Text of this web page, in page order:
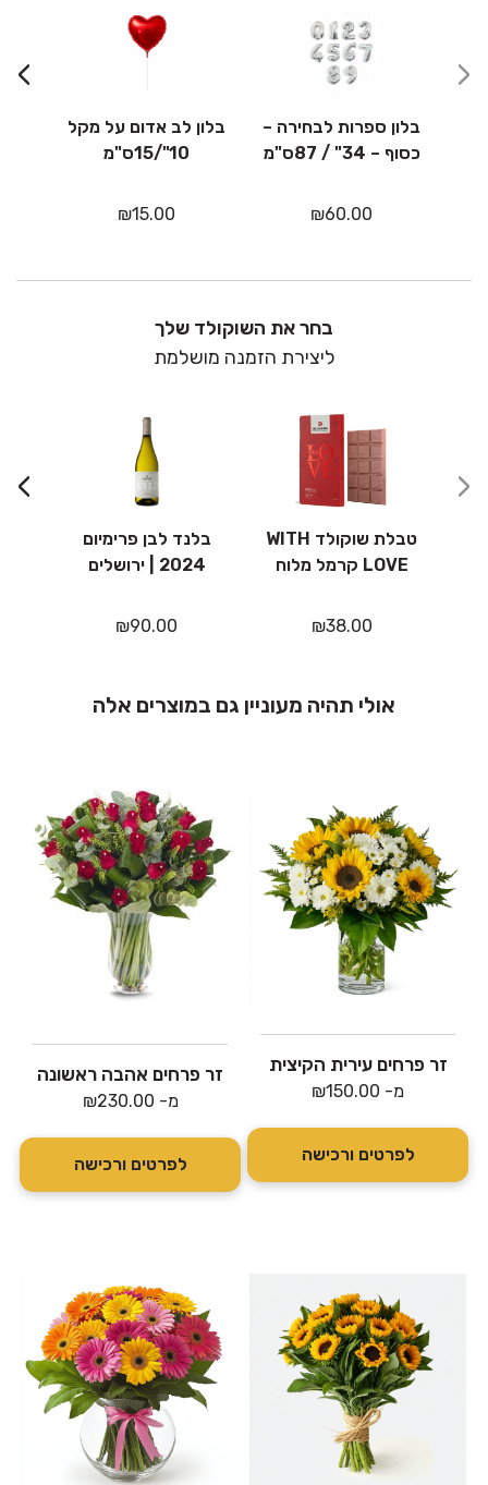
בלון ספרות לבחירה –
כסוף – 34" / 87ס"מ
₪60.00
בלון לב אדום על מקל
10"/15ס"מ
₪15.00
‹
›
בחר את השוקולד שלך
ליצירת הזמנה מושלמת
טבלת שוקולד WITH
LOVE קרמל מלוח
₪38.00
בלנד לבן פרימיום
2024 | ירושלים
₪90.00
‹
›
אולי תהיה מעוניין גם במוצרים אלה
זר פרחים עירית הקיצית
מ- ₪150.00
לפרטים ורכישה
זר פרחים אהבה ראשונה
מ- ₪230.00
לפרטים ורכישה